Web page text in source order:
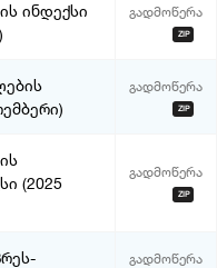
ინდექსი
გადმოწერა
ZIP
გადმოწერა
ZIP
(2025
გადმოწერა
ZIP
გადმოწერა